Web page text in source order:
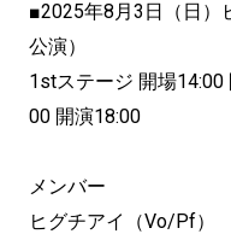
■2025年8月3日（日）
公演）
1stステージ 開場
00 開演18:00
メンバー
ヒグチアイ（Vo/Pf）